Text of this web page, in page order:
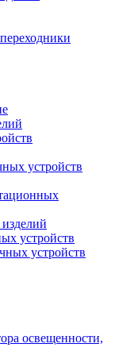
устройств
устройств
устройств
освещенности,